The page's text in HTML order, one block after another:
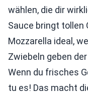
wählen, die dir
Sauce bringt tollen
Mozzarella ideal,
Zwiebeln geben
Wenn du frisches
tu es! Das macht